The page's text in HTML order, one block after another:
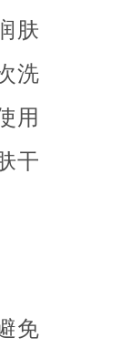
肤
洗
用
干
免